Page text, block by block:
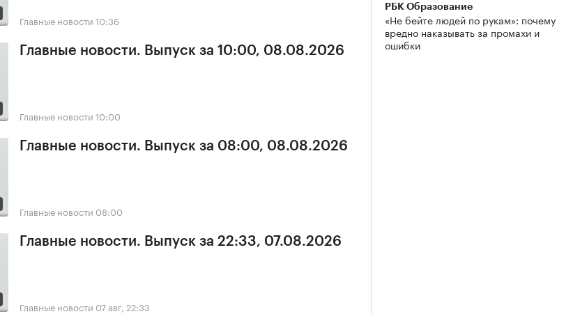
Главные новости 10:36
Главные новости. Выпуск за 10:00, 08.08.2026
Главные новости 10:00
Главные новости. Выпуск за 08:00, 08.08.2026
Главные новости 08:00
Главные новости. Выпуск за 22:33, 07.08.2026
Главные новости 07 авг, 22:33
РБК Образование
«Не бейте людей по рукам»: почему
вредно наказывать за промахи и
ошибки